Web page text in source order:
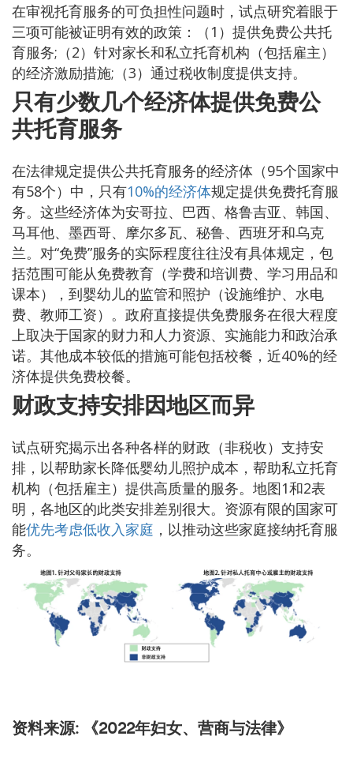
在审视托育服务的可负担性问题时，试点研究着眼于
三项可能被证明有效的政策：（1）提供免费公共托
育服务;（2）针对家长和私立托育机构（包括雇主）
的经济激励措施;（3）通过税收制度提供支持。
只有少数几个经济体提供免费公
共托育服务
在法律规定提供公共托育服务的经济体（95个国家中
有58个）中，只有10%的经济体规定提供免费托育服
务。这些经济体为安哥拉、巴西、格鲁吉亚、韩国、
马耳他、墨西哥、摩尔多瓦、秘鲁、西班牙和乌克
兰。对“免费”服务的实际程度往往没有具体规定，包
括范围可能从免费教育（学费和培训费、学习用品和
课本），到婴幼儿的监管和照护（设施维护、水电
费、教师工资）。政府直接提供免费服务在很大程度
上取决于国家的财力和人力资源、实施能力和政治承
诺。其他成本较低的措施可能包括校餐，近40%的经
济体提供免费校餐。
财政支持安排因地区而异
试点研究揭示出各种各样的财政（非税收）支持安
排，以帮助家长降低婴幼儿照护成本，帮助私立托育
机构（包括雇主）提供高质量的服务。地图1和2表
明，各地区的此类安排差别很大。资源有限的国家可
能优先考虑低收入家庭 ，以推动这些家庭接纳托育服
务。
资料来源: 《2022年妇女、营商与法律》